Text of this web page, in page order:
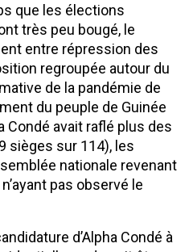
que les élections
très peu bougé, le
entre répression des
regroupée autour du
de la pandémie de
du peuple de Guinée
Condé avait raflé plus des
sièges sur 114), les
nationale revenant
pas observé le
d’Alpha Condé à